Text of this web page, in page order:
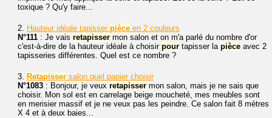
toxique ? Qu'y faire...
2. Hauteur idéale tapisser pièce en 2 couleurs
N°111 : Je vais retapisser mon salon et on m'a parlé du nombre d'or
c'est-à-dire de la hauteur idéale à choisir pour tapisser la pièce avec 2
tapisseries différentes. Quel est ce nombre ?
3. Retapisser salon quel papier choisir
N°1083 : Bonjour, je veux retapisser mon salon, mais je ne sais que
choisir. Mon sol est en carrelage beige moucheté, mes meubles sont
en merisier massif et je ne veux pas les peindre. Ce salon fait 8 mètres
X 4 et à deux baies...